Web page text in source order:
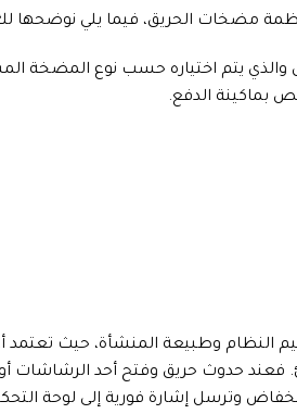
مضخات الحريق، فيما يلي نوضحها لك
يتم اختياره حسب نوع المضخة
بماكينة الدفع.
وطبيعة المنشأة، حيث تعتمد
فعند حدوث حريق وفتح أحد
وترسل إشارة فورية إلى لوحة